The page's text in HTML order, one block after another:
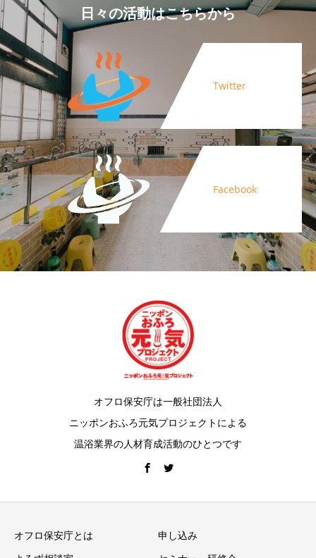
日々の活動はこちらから
Twitter
Facebook
オフロ保安庁は一般社団法人
ニッポンおふろ元気プロジェクトによる
温浴業界の人材育成活動のひとつです
オフロ保安庁とは
申し込み